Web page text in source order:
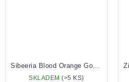
SKLADEM(>5 KS)